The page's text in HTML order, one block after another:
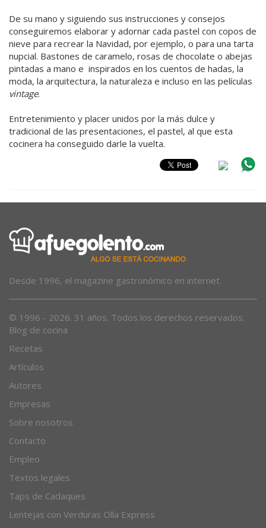
De su mano y siguiendo sus instrucciones y consejos
conseguiremos elaborar y adornar cada pastel con copos de
nieve para recrear la Navidad, por ejemplo, o para una tarta
nupcial. Bastones de caramelo, rosas de chocolate o abejas
pintadas a mano e inspirados en los cuentos de hadas, la
moda, la arquitectura, la naturaleza e incluso en las películas
vintage.
Entretenimiento y placer unidos por la más dulce y
tradicional de las presentaciones, el pastel, al que esta
cocinera ha conseguido darle la vuelta.
Desde 1996, el magazine gastronómico en internet.
© 1996 - 2026. 31 años. Todos los derechos reservados.
Blog de cocina
Recetas
Artículos
Autores
Empresas
Sobre nosotros
Contacto
Empleo
Textos legales
Taps de Cadaques
Lentejas con Verduras Olla Express